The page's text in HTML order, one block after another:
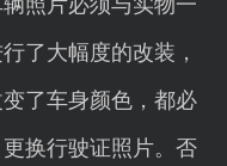
照片必须与实物一
了大幅度的改装，
了车身颜色，都必
换行驶证照片。否